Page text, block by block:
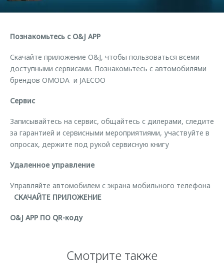
Одежда и сувениры
Оригинальные аксессуары
Калькулятор трейд-ин
Клуб владельцев OMODA
Приложение O&J
Аксессуары
Одежда и сувениры
Оригинальные аксессуары
Запчасти
Обратная связь
Познакомьтесь с O&J APP
Скачайте приложение O&J, чтобы пользоваться всеми
доступными сервисами. Познакомьтесь с автомобилями
брендов OMODA и JAECOO
Сервис
Записывайтесь на сервис, общайтесь с дилерами, следите
за гарантией и сервисными мероприятиями, участвуйте в
опросах, держите под рукой сервисную книгу
Удаленное управление
Управляйте автомобилем с экрана мобильного телефона
СКАЧАЙТЕ ПРИЛОЖЕНИЕ
O&J APP ПО QR-коду
Смотрите также